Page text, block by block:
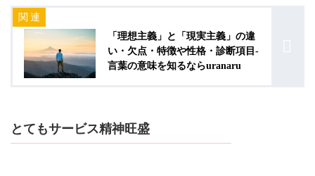
「理想主義」と「現実主義」の違
い・欠点・特徴や性格・診断項目-
言葉の意味を知るならuranaru
とてもサービス精神旺盛